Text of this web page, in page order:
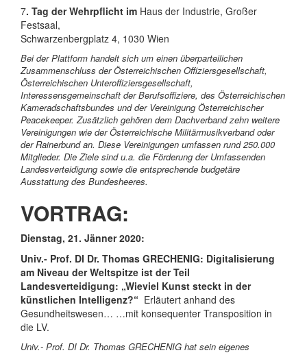
7. Tag der Wehrpflicht im Haus der Industrie, Großer
Festsaal,
Schwarzenbergplatz 4, 1030 Wien
Bei der Plattform handelt sich um einen überparteilichen
Zusammenschluss der Österreichischen Offiziersgesellschaft,
Österreichischen Unteroffiziersgesellschaft,
Interessensgemeinschaft der Berufsoffiziere, des Österreichischen
Kameradschaftsbundes und der Vereinigung Österreichischer
Peacekeeper. Zusätzlich gehören dem Dachverband zehn weitere
Vereinigungen wie der Österreichische Militärmusikverband oder
der Rainerbund an. Diese Vereinigungen umfassen rund 250.000
Mitglieder. Die Ziele sind u.a. die Förderung der Umfassenden
Landesverteidigung sowie die entsprechende budgetäre
Ausstattung des Bundesheeres.
VORTRAG:
Dienstag, 21. Jänner 2020:
Univ.- Prof. DI Dr. Thomas GRECHENIG: Digitalisierung
am Niveau der Weltspitze ist der Teil
Landesverteidigung: „Wieviel Kunst steckt in der
künstlichen Intelligenz?“ Erläutert anhand des
Gesundheitswesen… …mit konsequenter Transposition in
die LV.
Univ.- Prof. DI Dr. Thomas GRECHENIG hat sein eigenes